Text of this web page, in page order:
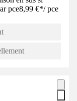
pce8,99 €*/ pce